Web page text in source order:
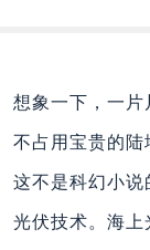
想象一下，一片
不占用宝贵的陆
这不是科幻小
光伏技术。海